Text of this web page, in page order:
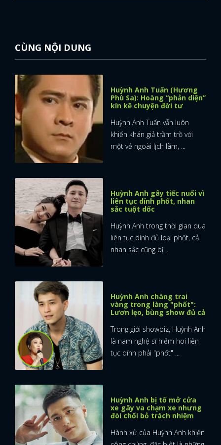
x
ĐĂNG NHẬP
CÙNG NỘI DUNG
Huỳnh Anh Tuấn (Hương
Phù Sa): Hoàng “phản diện”
kín kẽ chuyện đời tư
Huỳnh Anh Tuấn vẫn luôn
khiến khán giả trầm trồ với
một vẻ ngoài lịch lãm, ...
Huỳnh Anh gây tiếc nuối vì
liên tục dính phốt, nhan
sắc tuột dốc
Huỳnh Anh trong thời gian qua
liên tục dính đủ loại phốt, cả
nhan sắc cũng bị ...
Huỳnh Anh chàng trai
vàng trong làng "phốt":
Lươn lẹo, bùng show đủ cả
Trong giới showbiz, Huỳnh Anh
là nam nghệ sĩ hiếm hoi liên
tục dính phải "phốt" ...
Huỳnh Anh bị tố mở cửa
xe gây va chạm xe nhưng
đòi chối bỏ trách nhiệm
Hành xử của Huỳnh Anh khiến